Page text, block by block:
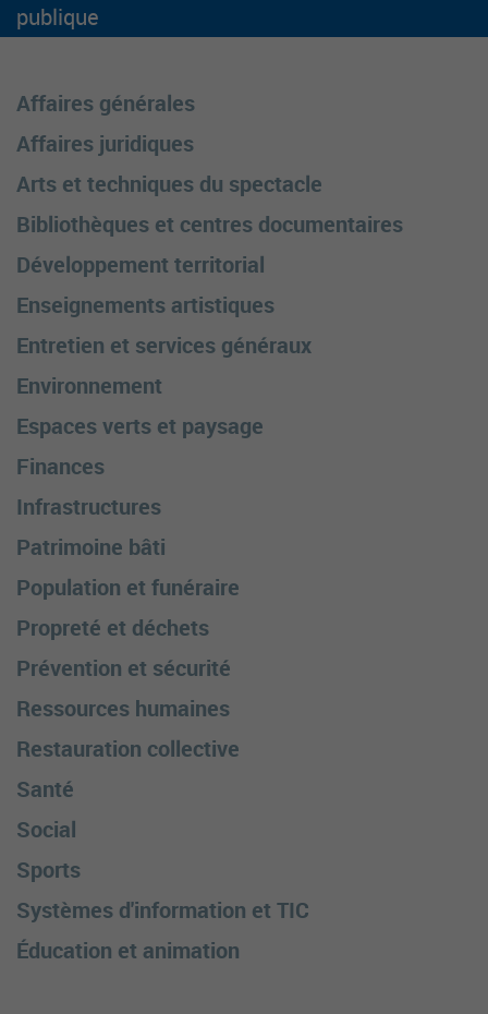
publique
Affaires générales
Affaires juridiques
Arts et techniques du spectacle
Bibliothèques et centres documentaires
Développement territorial
Enseignements artistiques
Entretien et services généraux
Environnement
Espaces verts et paysage
Finances
Infrastructures
Patrimoine bâti
Population et funéraire
Propreté et déchets
Prévention et sécurité
Ressources humaines
Restauration collective
Santé
Social
Sports
Systèmes d'information et TIC
Éducation et animation